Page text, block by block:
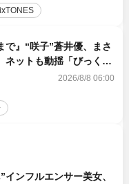
で』“咲子”蒼井優、まさ
ットも動揺「びっくり
（ネタバレあり）
2026/8/8 06:00
ンフルエンサー美女、